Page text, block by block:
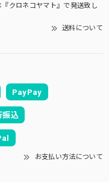
クロネコヤマト』で発送致し
送料について
PayPay
振込
お支払い方法について